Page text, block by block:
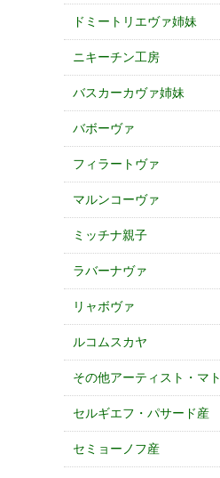
ドミートリエヴァ姉妹
ニキーチン工房
バスカーカヴァ姉妹
バボーヴァ
フィラートヴァ
マルンコーヴァ
ミッチナ親子
ラバーナヴァ
リャボヴァ
ルコムスカヤ
その他アーティスト・マト
セルギエフ・パサード産
セミョーノフ産